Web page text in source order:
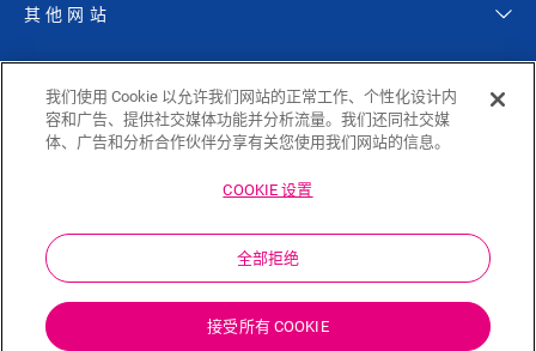
其他网站
关注 QUICK-STEP
Sitemap Cookie Policy
中文
我们使用 Cookie 以允许我们网站的正常工作、个性化设计内
容和广告、提供社交媒体功能并分析流量。我们还同社交媒
体、广告和分析合作伙伴分享有关您使用我们网站的信息。
COOKIE 设置
全部拒绝
接受所有 COOKIE